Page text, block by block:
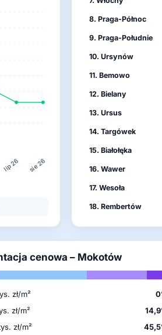
lip 26 sie 26
8. Praga-Północ
9. Praga-Południe
10. Ursynów
11. Bemowo
12. Bielany
13. Ursus
14. Targówek
15. Białołęka
16. Wawer
17. Wesoła
18. Rembertów
cenowa – Mokotów
zł/m²
zł/m²
zł/m²